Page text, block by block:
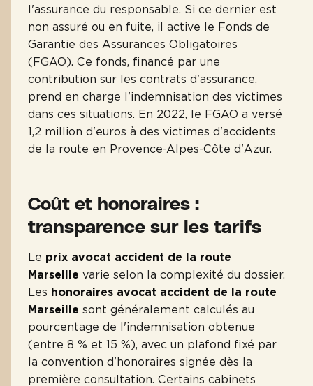
l'assurance du responsable. Si ce dernier est
non assuré ou en fuite, il active le Fonds de
Garantie des Assurances Obligatoires
(FGAO). Ce fonds, financé par une
contribution sur les contrats d'assurance,
prend en charge l'indemnisation des victimes
dans ces situations. En 2022, le FGAO a versé
1,2 million d'euros à des victimes d'accidents
de la route en Provence-Alpes-Côte d'Azur.
Coût et honoraires :
transparence sur les tarifs
Le prix avocat accident de la route
Marseille varie selon la complexité du dossier.
Les honoraires avocat accident de la route
Marseille sont généralement calculés au
pourcentage de l'indemnisation obtenue
(entre 8 % et 15 %), avec un plafond fixé par
la convention d'honoraires signée dès la
première consultation. Certains cabinets